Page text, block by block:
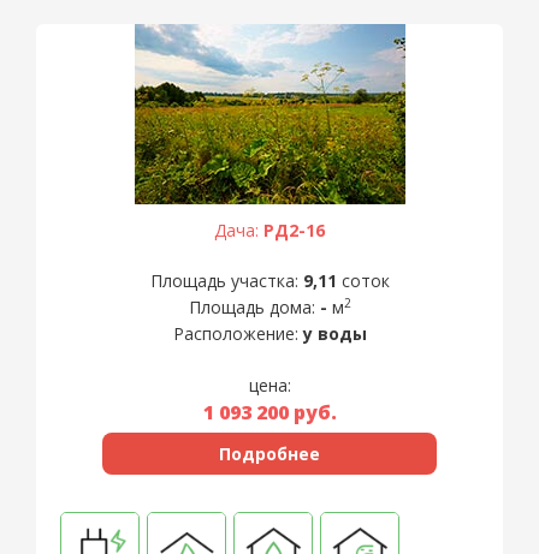
Дача: РД2-16
Площадь участка: 9,11 соток
Площадь дома: - м2
Расположение:у воды
цена:
1 093 200руб.
Подробнее